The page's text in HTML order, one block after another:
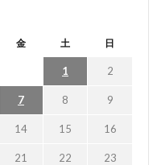
金 土 日
1 2
7 8 9
14 15 16
21 22 23